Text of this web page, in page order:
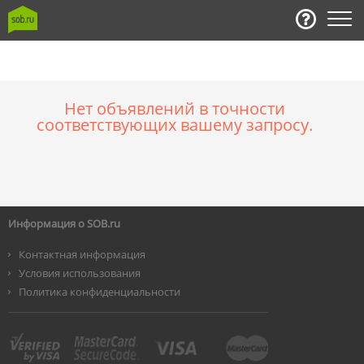
Нет объявлений в точности
соответствующих вашему запросу.
Информация о SOB.ru
Контактная информация
Условия использования
Политика конфиденциальности